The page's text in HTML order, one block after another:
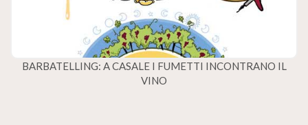
BARBATELLING: A CASALE I FUMETTI INCONTRANO IL
VINO